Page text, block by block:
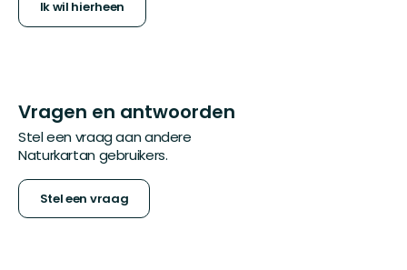
Ik wil hierheen
Vragen en antwoorden
Stel een vraag aan andere
Naturkartan gebruikers.
Stel een vraag